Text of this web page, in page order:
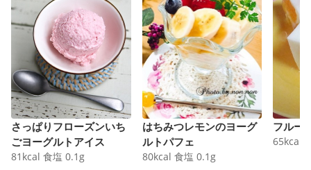
さっぱりフローズンいち
ごヨーグルトアイス
81 kcal 食塩 0.1 g
はちみつレモンのヨーグ
ルトパフェ
80kcal 食塩 0.1 g
フルー
65kcal